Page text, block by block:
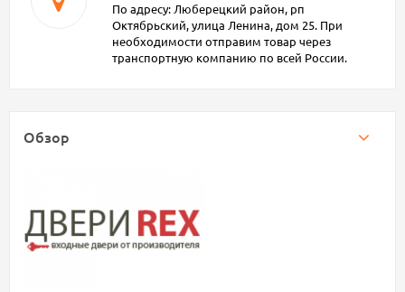
По адресу: Люберецкий район, рп
Октябрьский, улица Ленина, дом 25. При
необходимости отправим товар через
транспортную компанию по всей России.
Обзор